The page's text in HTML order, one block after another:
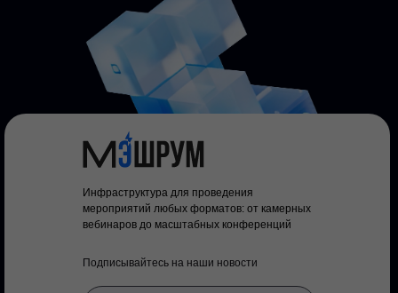
Подписывайтесь на наши новости
Инфраструктура для проведения
мероприятий любых форматов: от камерных
вебинаров до масштабных конференций